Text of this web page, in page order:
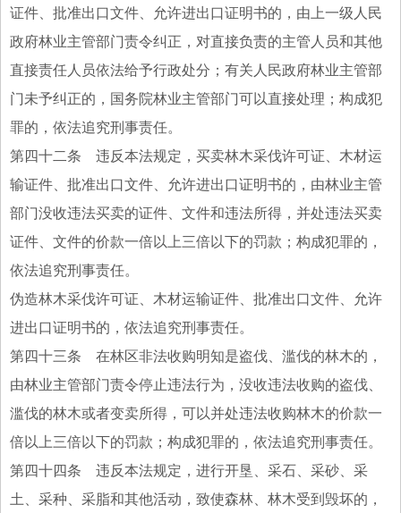
证件、批准出口文件、允许进出口证明书的，由上一级人民
政府林业主管部门责令纠正，对直接负责的主管人员和其他
直接责任人员依法给予行政处分；有关人民政府林业主管部
门未予纠正的，国务院林业主管部门可以直接处理；构成犯
罪的，依法追究刑事责任。
第四十二条 违反本法规定，买卖林木采伐许可证、木材运
输证件、批准出口文件、允许进出口证明书的，由林业主管
部门没收违法买卖的证件、文件和违法所得，并处违法买卖
证件、文件的价款一倍以上三倍以下的罚款；构成犯罪的，
依法追究刑事责任。
伪造林木采伐许可证、木材运输证件、批准出口文件、允许
进出口证明书的，依法追究刑事责任。
第四十三条 在林区非法收购明知是盗伐、滥伐的林木的，
由林业主管部门责令停止违法行为，没收违法收购的盗伐、
滥伐的林木或者变卖所得，可以并处违法收购林木的价款一
倍以上三倍以下的罚款；构成犯罪的，依法追究刑事责任。
第四十四条 违反本法规定，进行开垦、采石、采砂、采
土、采种、采脂和其他活动，致使森林、林木受到毁坏的，